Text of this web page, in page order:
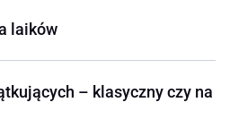
laików
– klasyczny czy na